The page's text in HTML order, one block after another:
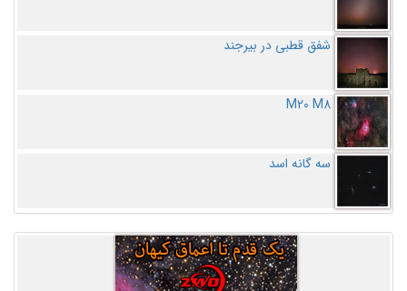
شفق قطبی در بیرجند
M20 M8
سه گانه اسد